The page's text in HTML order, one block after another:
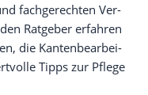
fach­ge­rech­ten Ver­
Rat­ge­ber erfah­ren
die Kan­ten­be­ar­bei­
Tipps zur Pfle­ge